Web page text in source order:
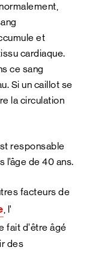
et
cardiaque.
ce sang
Si un caillot se
la circulation
responsable
l’âge de 40 ans.
facteurs de
, l’
fait d’être âgé
des